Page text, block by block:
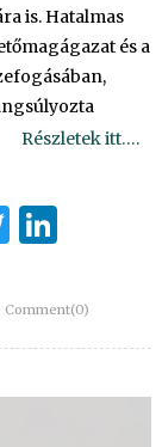
is. Hatalmas
és a
Részletek itt….
Twitter
Comment(0)